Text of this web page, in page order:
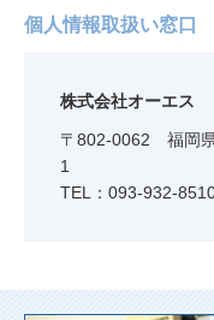
個人情報取扱い窓口
株式会社オーエス
〒802-0062 福岡
1
TEL：093-932-